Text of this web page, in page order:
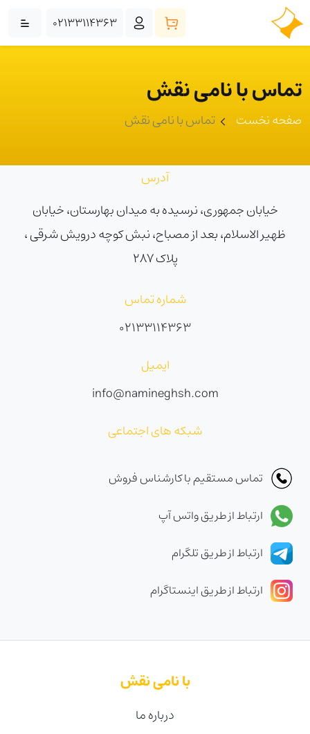
02133114363
تماس با نامی نقش
صفحه نخست تماس با نامی نقش
آدرس
خیابان جمهوری، نرسیده به میدان بهارستان، خیابان
ظهیر الاسلام، بعد از مصباح، نبش کوچه درویش شرقی ،
پلاک ۲۸۷
شماره تماس
02133114363
ایمیل
info@namineghsh.com
شبکه های اجتماعی
تماس مستقیم با کارشناس فروش
ارتباط از طریق واتس آپ
ارتباط از طریق تلگرام
ارتباط از طریق اینستاگرام
با نامی نقش
درباره ما